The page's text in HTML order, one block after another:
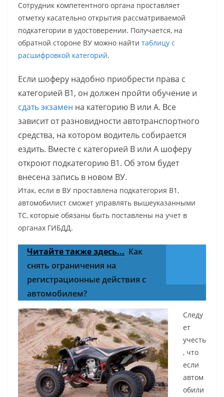
Сотрудник компетентного органа проставляет
отметку касательно открытия рассматриваемой
подкатегории в удостоверении. Получается, на
обратной стороне ВУ можно найти таблицу с
расшифровкой категорий.
Если шоферу надобно приобрести права с
категорией В1, он должен пройти обучение и
сдать экзамен на категорию В или А. Все
зависит от разновидности автотранспортного
средства, на котором водитель собирается
ездить. Вместе с категорией В или А шоферу
откроют подкатегорию В1. Об этом будет
внесена запись в новом ВУ.
Итак, если в ВУ проставлена подкатегория В1,
автомобилист сможет управлять вышеуказанными
ТС, которые обязаны быть поставлены на учет в
органах ГИБДД.
Читайте также здесь... Как
снять ограничения на
регистрационные действия с
автомобилем?
Следу
ет
учесть
, что
если
автом
обили